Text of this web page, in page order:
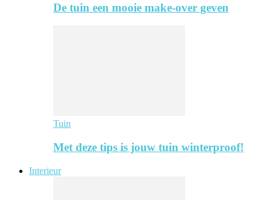
De tuin een mooie make-over geven
Tuin
Met deze tips is jouw tuin winterproof!
Interieur